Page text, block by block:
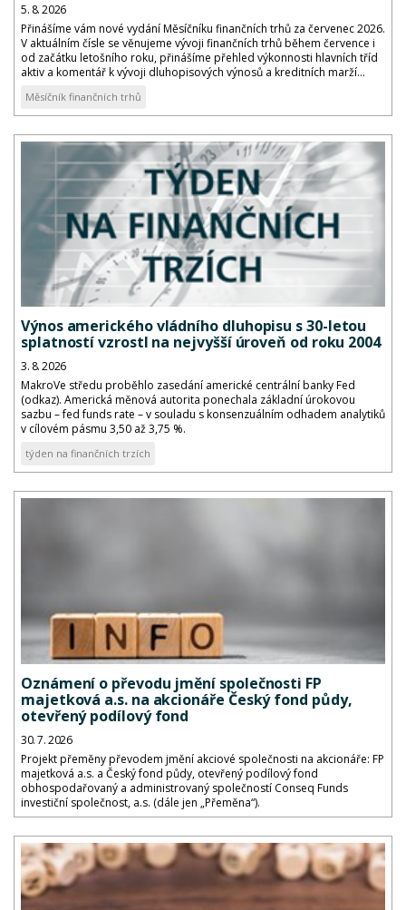
5. 8. 2026
Přinášíme vám nové vydání Měsíčníku finančních trhů za červenec 2026.
V aktuálním čísle se věnujeme vývoji finančních trhů během července i
od začátku letošního roku, přinášíme přehled výkonnosti hlavních tříd
aktiv a komentář k vývoji dluhopisových výnosů a kreditních marží...
Měsíčník finančních trhů
Výnos amerického vládního dluhopisu s 30-letou
splatností vzrostl na nejvyšší úroveň od roku 2004
3. 8. 2026
MakroVe středu proběhlo zasedání americké centrální banky Fed
(odkaz). Americká měnová autorita ponechala základní úrokovou
sazbu – fed funds rate – v souladu s konsenzuálním odhadem analytiků
v cílovém pásmu 3,50 až 3,75 %.
týden na finančních trzích
Oznámení o převodu jmění společnosti FP
majetková a.s. na akcionáře Český fond půdy,
otevřený podílový fond
30. 7. 2026
Projekt přeměny převodem jmění akciové společnosti na akcionáře: FP
majetková a.s. a Český fond půdy, otevřený podílový fond
obhospodařovaný a administrovaný společností Conseq Funds
investiční společnost, a.s. (dále jen „Přeměna“).